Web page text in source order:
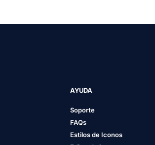
AYUDA
Soporte
FAQs
Estilos de Iconos